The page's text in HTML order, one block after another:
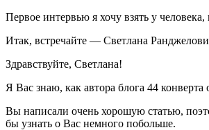
Первое интервью я хочу взять у
Итак, встречайте — Светлана
Здравствуйте, Светлана!
Я Вас знаю, как автора блога 44
Вы написали очень хорошую статью,
бы узнать о Вас немного побольше.